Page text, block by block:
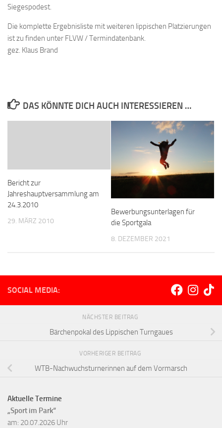
Siegespodest.
Die komplette Ergebnisliste mit weiteren lippischen Platzierungen
ist zu finden unter FLVW / Termindatenbank.
gez. Klaus Brand
DAS KÖNNTE DICH AUCH INTERESSIEREN …
Bericht zur
Jahreshauptversammlung am
24.3.2010
29. MÄRZ 2010
Bewerbungsunterlagen für
die Sportgala
8. DEZEMBER 2021
SOCIAL MEDIA:
NÄCHSTER BEITRAG
Bärchenpokal des Lippischen Turngaues
VORHERIGER BEITRAG
WTB-Nachwuchsturnerinnen auf dem Vormarsch
Aktuelle Termine
„Sport im Park“
am: 20.07.2026 Uhr